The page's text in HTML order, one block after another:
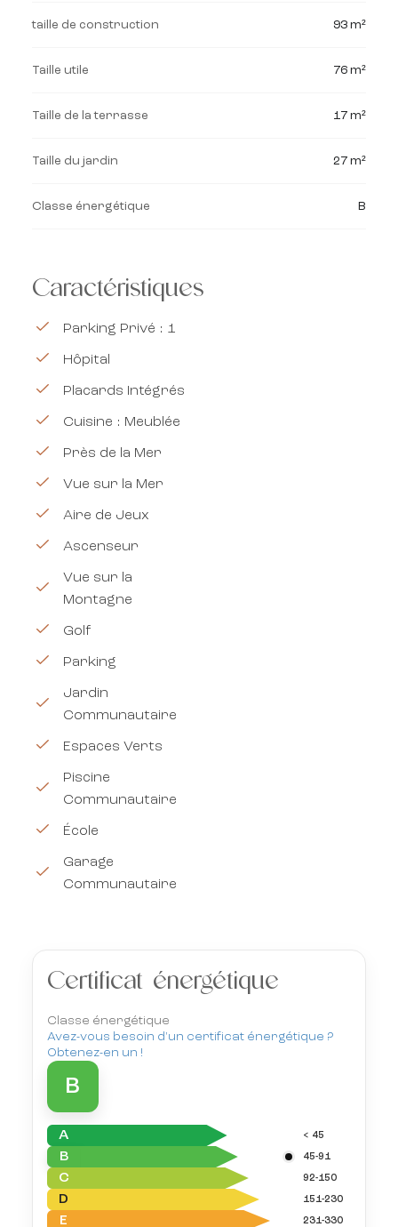
taille de construction 93 m²
Taille utile 76 m²
Taille de la terrasse 17 m²
Taille du jardin 27 m²
Classe énergétique B
Caractéristiques
Parking Privé : 1
Hôpital
Placards Intégrés
Cuisine : Meublée
Près de la Mer
Vue sur la Mer
Aire de Jeux
Ascenseur
Vue sur la
Montagne
Golf
Parking
Jardin
Communautaire
Espaces Verts
Piscine
Communautaire
École
Garage
Communautaire
Certificat énergétique
Classe énergétique
Avez-vous besoin d'un certificat énergétique ?
Obtenez-en un !
B
A < 45
B 45-91
C 92-150
D 151-230
E 231-330